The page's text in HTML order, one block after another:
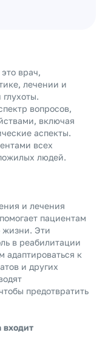
врач,
лечении и
вопросов,
включая
аспекты.
всех
людей.
и лечения
пациентам
жизни. Эти
в реабилитации
адаптироваться к
и других
предотвратить
входит